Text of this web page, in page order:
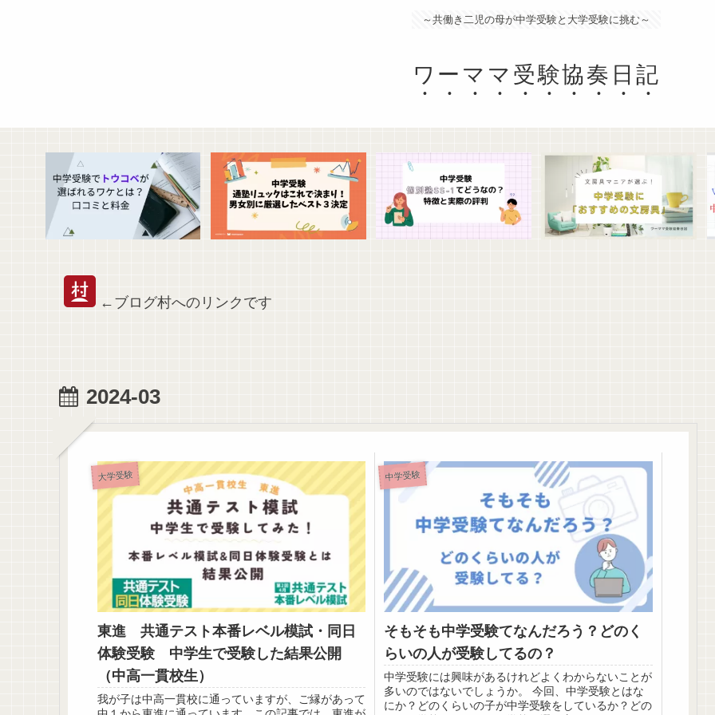
～共働き二児の母が中学受験と大学受験に挑む～
ワーママ受験協奏日記
←ブログ村へのリンクです
2024-03
大学受験
東進 共通テスト本番レベル模試・同日
体験受験 中学生で受験した結果公開
（中高一貫校生）
我が子は中高一貫校に通っていますが、ご縁があって
中学受験
そもそも中学受験てなんだろう？どのく
らいの人が受験してるの？
中学受験には興味があるけれどよくわからないことが
多いのではないでしょうか。 今回、中学受験とはな
にか？どのくらいの子が中学受験をしているか？どの